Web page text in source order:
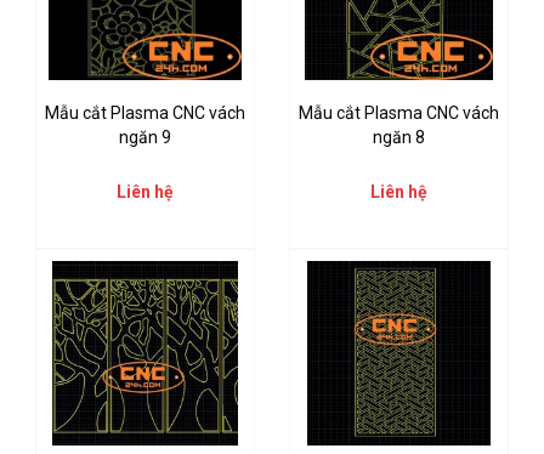
Mẫu cắt Plasma CNC vách
ngăn 9
Liên hệ
Mẫu cắt Plasma CNC vách
ngăn 8
Liên hệ